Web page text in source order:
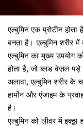
एल्बुमिन एक प्रोटीन
बनता है। एल्बुमिन शरीर
एल्बुमिन का मुख्य उपयोग
होता है, जो ब्लड वेज़ल
अलावा, एल्बुमिन शरीर के
हार्मोन और एंजाइम के
है।
एल्बुमिन को लीवर में